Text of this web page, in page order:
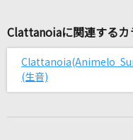
石川さゆり
ハンズクラフト
Clattanoiaに関連するカ
Clattanoia(Animelo
(生音)